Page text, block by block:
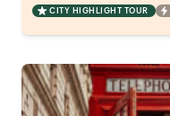
CITY HIGHLIGHT TOUR